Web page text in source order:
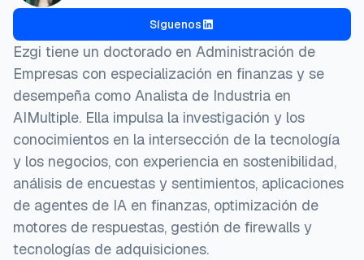
Síguenos
Ezgi tiene un doctorado en Administración de
Empresas con especialización en finanzas y se
desempeña como Analista de Industria en
AIMultiple. Ella impulsa la investigación y los
conocimientos en la intersección de la tecnología
y los negocios, con experiencia en sostenibilidad,
análisis de encuestas y sentimientos, aplicaciones
de agentes de IA en finanzas, optimización de
motores de respuestas, gestión de firewalls y
tecnologías de adquisiciones.